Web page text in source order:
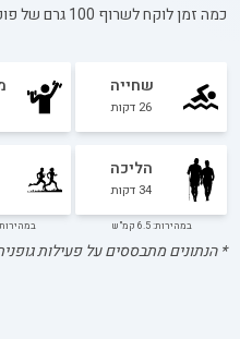
כמה זמן לוקח לשרוף 100 גרם של
שחייה
26 דקות
הליכה
34 דקות
במהירות: 6.5 קמ"ש במהירות: 9.5
* הנתונים מתבססים על פעילות